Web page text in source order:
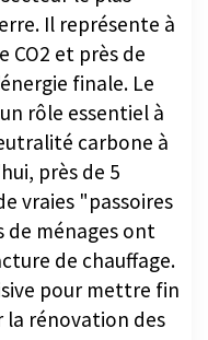
CO2 et près de
finale. Le
rôle essentiel à
carbone à
près de 5
vraies "passoires
de ménages ont
de chauffage.
pour mettre fin
rénovation des